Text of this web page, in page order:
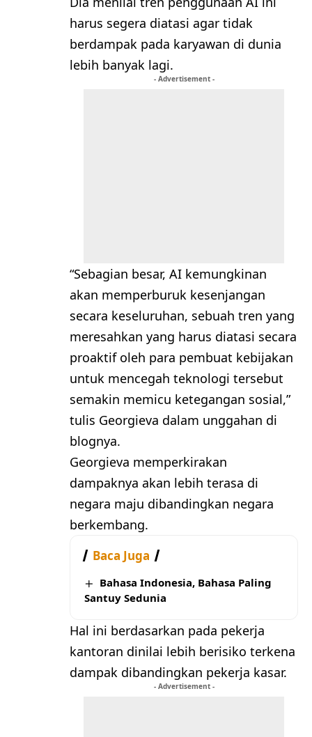
harus segera diatasi agar tidak
berdampak pada karyawan di dunia
lebih banyak lagi.
- Advertisement -
“Sebagian besar, AI kemungkinan
akan memperburuk kesenjangan
secara keseluruhan, sebuah tren yang
meresahkan yang harus diatasi secara
proaktif oleh para pembuat kebijakan
untuk mencegah teknologi tersebut
semakin memicu ketegangan sosial,”
tulis Georgieva dalam unggahan di
blognya.
Georgieva memperkirakan
dampaknya akan lebih terasa di
negara maju dibandingkan negara
berkembang.
Baca Juga
Bahasa Indonesia, Bahasa Paling
Santuy Sedunia
Hal ini berdasarkan pada pekerja
kantoran dinilai lebih berisiko terkena
dampak dibandingkan pekerja kasar.
- Advertisement -